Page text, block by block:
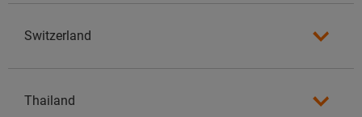
Switzerland
Thailand